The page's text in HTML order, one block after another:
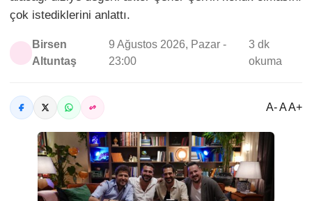
çok istediklerini anlattı.
Birsen
Altuntaş
9 Ağustos 2026, Pazar -
23:00
3 dk
okuma
A- A A+